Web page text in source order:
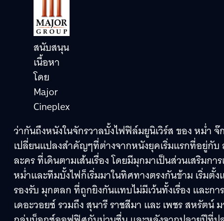
สนับสนุน
เนื้อหา
โดย
Major
Cineplex
ว่ากันถึงหนังในจักรวาลบั้งไฟฟิล์มยูนิเวิร์ส ของ หม่ำ
เปลี่ยนแปลงสำคัญๆที่ต่างจากหนังยุคเริ่มแรกที่อยู่กั
ละคร ที่เดินตามเส้นเรื่อง โดยมีมุกมาเป็นส่วนเสริมก
หม่ำและทีมบั้งไฟก็เริ่มมาในทิศทางตรงกันข้าม เริ่มตั้
รองรับ มุกตลก ที่ถูกยิงกันแทบไม่มีเว้นทั้งเรื่อง และก
เดอะวอยซ์ รวมถึง สุนารี ราชสีมา และ เพชร สหรัต